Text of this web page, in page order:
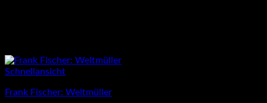
Schnellansicht
Frank Fischer: Weltmüller